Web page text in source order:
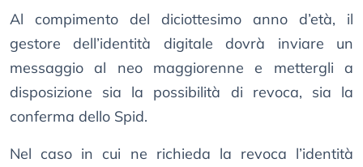
Al compimento del diciottesimo anno d’età, il
gestore dell’identità digitale dovrà inviare un
messaggio al neo maggiorenne e mettergli a
disposizione sia la possibilità di revoca, sia la
conferma dello Spid.
Nel caso in cui ne richieda la revoca l’identità